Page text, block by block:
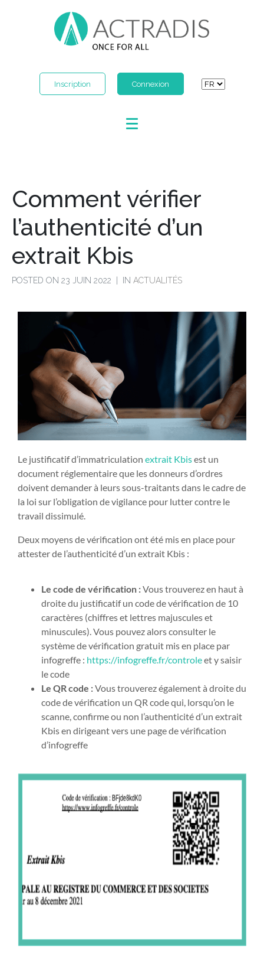
Inscription Connexion
Comment vérifier
l’authenticité d’un
extrait Kbis
POSTED ON 23 JUIN 2022 IN ACTUALITÉS
Le justificatif d’immatriculation extrait Kbisest un
document réglementaire que les donneurs d’ordres
doivent demander à leurs sous-traitants dans le cadre de
la loi sur l’obligation de vigilance pour lutter contre le
travail dissimulé.
Deux moyens de vérification ont été mis en place pour
attester de l’authenticité d’un extrait Kbis :
Le code de vérification :Vous trouverez en haut à
droite du justificatif un code de vérification de 10
caractères (chiffres et lettres majuscules et
minuscules). Vous pouvez alors consulter le
système de vérification gratuit mis en place par
infogreffe : https://infogreffe.fr/controleet y saisir
le code
Le QR code :Vous trouverez également à droite du
code de vérification un QR code qui, lorsqu’on le
scanne, confirme ou non l’authenticité d’un extrait
Kbis en dirigeant vers une page de vérification
d’infogreffe